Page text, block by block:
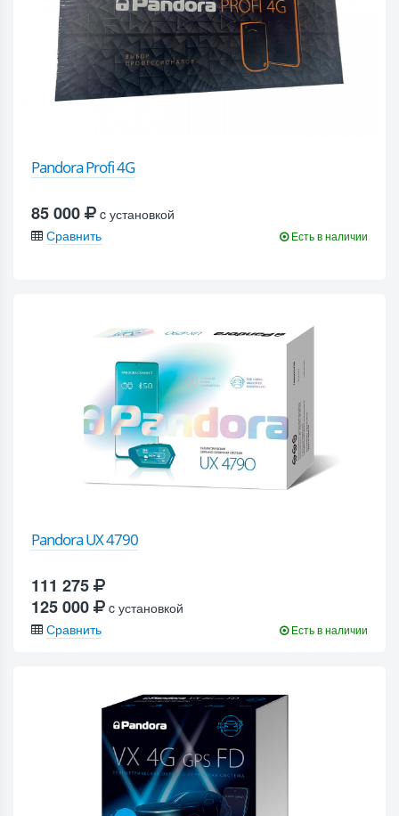
Pandora Profi 4G
85 000
c установкой
Сравнить
Есть в наличии
Pandora UX 4790
111 275
125 000
c установкой
Сравнить
Есть в наличии